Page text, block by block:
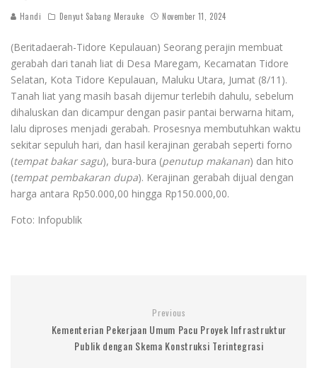
Handi Denyut Sabang Merauke November 11, 2024
(Beritadaerah-Tidore Kepulauan) Seorang perajin membuat
gerabah dari tanah liat di Desa Maregam, Kecamatan Tidore
Selatan, Kota Tidore Kepulauan, Maluku Utara, Jumat (8/11).
Tanah liat yang masih basah dijemur terlebih dahulu, sebelum
dihaluskan dan dicampur dengan pasir pantai berwarna hitam,
lalu diproses menjadi gerabah. Prosesnya membutuhkan waktu
sekitar sepuluh hari, dan hasil kerajinan gerabah seperti forno
(tempat bakar sagu), bura-bura (penutup makanan) dan hito
(tempat pembakaran dupa). Kerajinan gerabah dijual dengan
harga antara Rp50.000,00 hingga Rp150.000,00.
Foto: Infopublik
Previous
Kementerian Pekerjaan Umum Pacu Proyek Infrastruktur
Publik dengan Skema Konstruksi Terintegrasi